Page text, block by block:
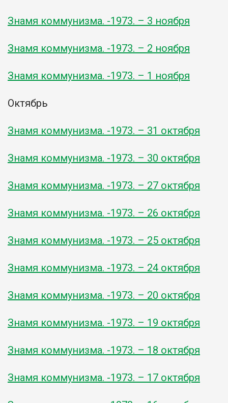
Знамя коммунизма. -1973. – 3 ноября
Знамя коммунизма. -1973. – 2 ноября
Знамя коммунизма. -1973. – 1 ноября
Октябрь
Знамя коммунизма. -1973. – 31 октября
Знамя коммунизма. -1973. – 30 октября
Знамя коммунизма. -1973. – 27 октября
Знамя коммунизма. -1973. – 26 октября
Знамя коммунизма. -1973. – 25 октября
Знамя коммунизма. -1973. – 24 октября
Знамя коммунизма. -1973. – 20 октября
Знамя коммунизма. -1973. – 19 октября
Знамя коммунизма. -1973. – 18 октября
Знамя коммунизма. -1973. – 17 октября